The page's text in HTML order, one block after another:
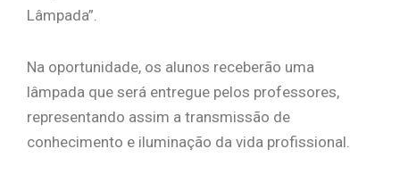
Lâmpada”.
Na oportunidade, os alunos receberão uma
lâmpada que será entregue pelos professores,
representando assim a transmissão de
conhecimento e iluminação da vida profissional.